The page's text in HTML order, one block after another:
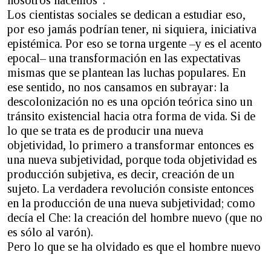
Los cientistas sociales se dedican a estudiar eso,
por eso jamás podrían tener, ni siquiera, iniciativa
epistémica. Por eso se torna urgente –y es el acento
epocal– una transformación en las expectativas
mismas que se plantean las luchas populares. En
ese sentido, no nos cansamos en subrayar: la
descolonización no es una opción teórica sino un
tránsito existencial hacia otra forma de vida. Si de
lo que se trata es de producir una nueva
objetividad, lo primero a transformar entonces es
una nueva subjetividad, porque toda objetividad es
producción subjetiva, es decir, creación de un
sujeto. La verdadera revolución consiste entonces
en la producción de una nueva subjetividad; como
decía el Che: la creación del hombre nuevo (que no
es sólo al varón).
Pero lo que se ha olvidado es que el hombre nuevo